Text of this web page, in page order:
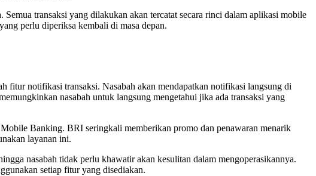
transaksi yang dilakukan akan tercatat secara rinci dalam aplikasi mobile
perlu diperiksa kembali di masa depan.
fitur notifikasi transaksi. Nasabah akan mendapatkan notifikasi langsung di
nasabah untuk langsung mengetahui jika ada transaksi yang
Banking. BRI seringkali memberikan promo dan penawaran menarik
layanan ini.
nasabah tidak perlu khawatir akan kesulitan dalam mengoperasikannya.
setiap fitur yang disediakan.